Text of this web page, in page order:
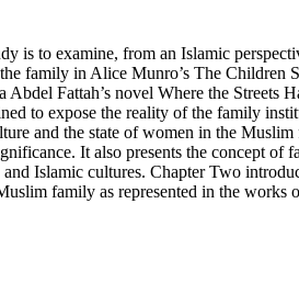
is to examine, from an Islamic
family in Alice Munro’s The Children
Fattah’s novel Where the
to expose the reality of the family
and the state of women in the
It also presents the concept
Islamic cultures. Chapter Two
family as represented in the